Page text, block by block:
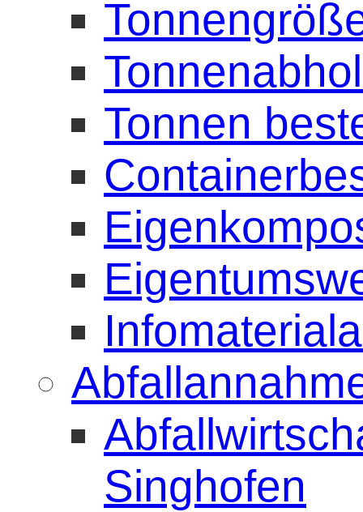
Tonnen
Singhofen